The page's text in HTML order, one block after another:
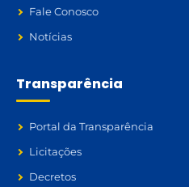
Fale Conosco
Notícias
Transparência
Portal da Transparência
Licitações
Decretos